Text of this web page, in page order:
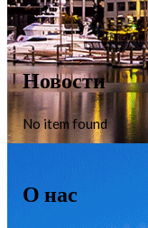
Новости
No item found
О нас